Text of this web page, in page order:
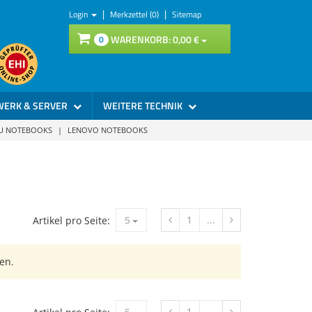
Login | Merkzettel (0) | Sitemap
0 WARENKORB:0,00€
& SERVER WEITERE TECHNIK
NOTEBOOKS | LENOVO NOTEBOOKS
1 ...
Artikel pro Seite: 5